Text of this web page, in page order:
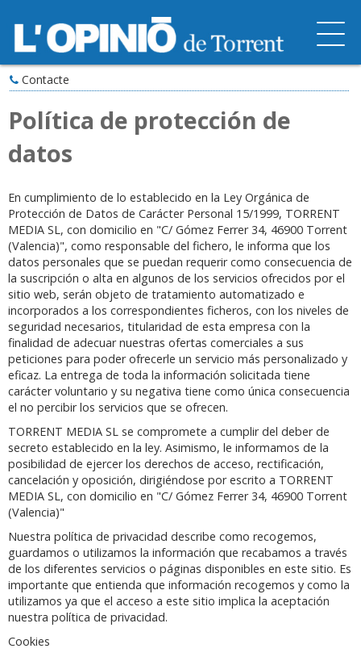
Contacte
Política de protección de
datos
En cumplimiento de lo establecido en la Ley Orgánica de
Protección de Datos de Carácter Personal 15/1999, TORRENT
MEDIA SL, con domicilio en "C/ Gómez Ferrer 34, 46900 Torrent
(Valencia)", como responsable del fichero, le informa que los
datos personales que se puedan requerir como consecuencia de
la suscripción o alta en algunos de los servicios ofrecidos por el
sitio web, serán objeto de tratamiento automatizado e
incorporados a los correspondientes ficheros, con los niveles de
seguridad necesarios, titularidad de esta empresa con la
finalidad de adecuar nuestras ofertas comerciales a sus
peticiones para poder ofrecerle un servicio más personalizado y
eficaz. La entrega de toda la información solicitada tiene
carácter voluntario y su negativa tiene como única consecuencia
el no percibir los servicios que se ofrecen.
TORRENT MEDIA SL se compromete a cumplir del deber de
secreto establecido en la ley. Asimismo, le informamos de la
posibilidad de ejercer los derechos de acceso, rectificación,
cancelación y oposición, dirigiéndose por escrito a TORRENT
MEDIA SL, con domicilio en "C/ Gómez Ferrer 34, 46900 Torrent
(Valencia)"
Nuestra política de privacidad describe como recogemos,
guardamos o utilizamos la información que recabamos a través
de los diferentes servicios o páginas disponibles en este sitio. Es
importante que entienda que información recogemos y como la
utilizamos ya que el acceso a este sitio implica la aceptación
nuestra política de privacidad.
Cookies